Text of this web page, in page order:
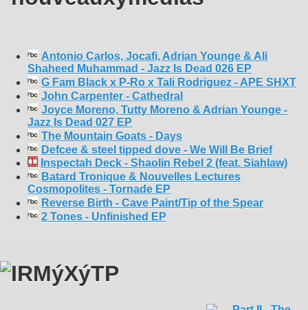
Antonio Carlos, Jocafi, Adrian Younge & Ali
Shaheed Muhammad - Jazz Is Dead 026 EP
G Fam Black x P-Ro x Tali Rodriguez - APE SHXT
John Carpenter - Cathedral
Joyce Moreno, Tutty Moreno & Adrian Younge -
Jazz Is Dead 027 EP
The Mountain Goats - Days
Defcee & steel tipped dove - We Will Be Brief
Inspectah Deck - Shaolin Rebel 2 (feat. Siahlaw)
Batard Tronique & Nouvelles Lectures
Cosmopolites - Tornade EP
Reverse Birth - Cave Paint/Tip of the Spear
2 Tones - Unfinished EP